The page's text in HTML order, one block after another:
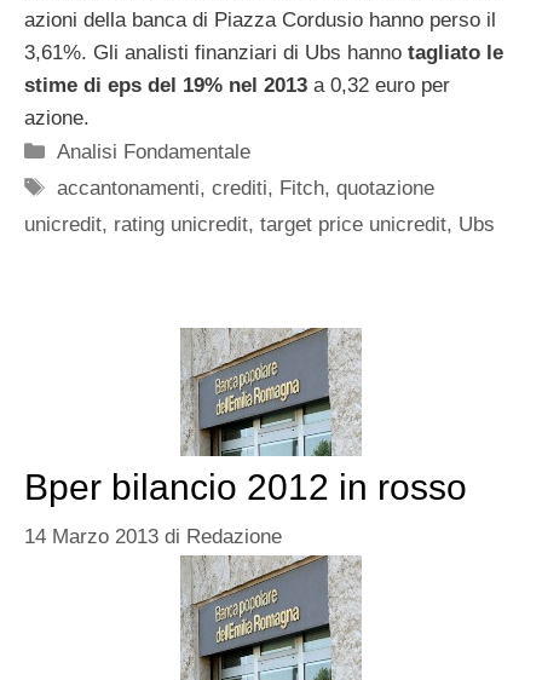
azioni della banca di Piazza Cordusio hanno perso il
3,61%. Gli analisti finanziari di Ubs hanno tagliato le
stime di eps del 19% nel 2013 a 0,32 euro per
azione.
Categorie
Analisi Fondamentale
Tag
accantonamenti,crediti, Fitch,quotazione
unicredit, rating unicredit, target price unicredit, Ubs
Bper bilancio 2012 in rosso
14 Marzo 2013 di Redazione